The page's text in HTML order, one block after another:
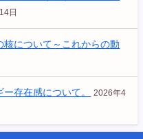
日
について～これからの動
存在感について。
2026年4